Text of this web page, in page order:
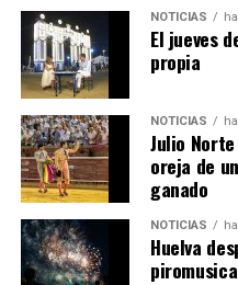
hace 5 días· Huelvatv
NOTICIAS
El jueves
propia
NOTICIAS
Julio
oreja de
ganado
NOTICIAS
Huelva